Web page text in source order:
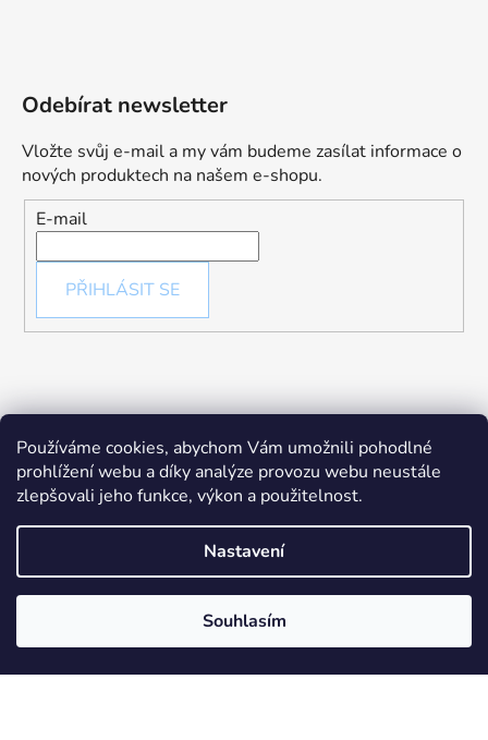
Používáme cookies, abychom Vám umožnili pohodlné
prohlížení webu a díky analýze provozu webu neustále
zlepšovali jeho funkce, výkon a použitelnost.
Nastavení
Souhlasím
Odebírat newsletter
Vložte svůj e-mail a my vám budeme zasílat informace o
nových produktech na našem e-shopu.
E-mail
PŘIHLÁSIT SE